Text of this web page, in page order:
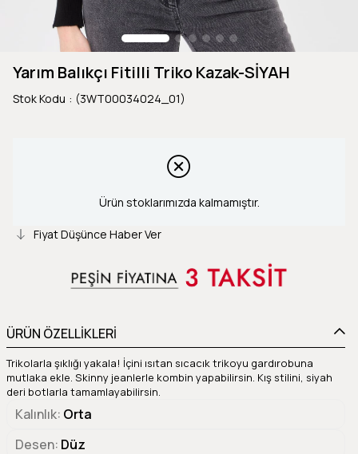
Yarım Balıkçı Fitilli Triko Kazak-SİYAH
Stok Kodu (3WT00034024_01)
Ürün stoklarımızda kalmamıştır.
Fiyat Düşünce Haber Ver
ÜRÜN ÖZELLİKLERİ
Trikolarla şıklığı yakala! İçini ısıtan sıcacık trikoyu gardırobuna
mutlaka ekle. Skinny jeanlerle kombin yapabilirsin. Kış stilini, siyah
deri botlarla tamamlayabilirsin.
Kalınlık Orta
Desen Düz